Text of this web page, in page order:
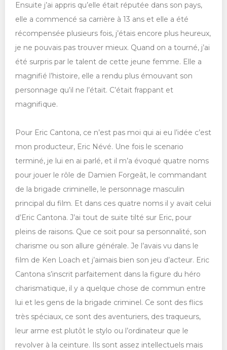
Ensuite j’ai appris qu’elle était réputée dans son pays,
elle a commencé sa carrière à 13 ans et elle a été
récompensée plusieurs fois, j’étais encore plus heureux,
je ne pouvais pas trouver mieux. Quand on a tourné, j’ai
été surpris par le talent de cette jeune femme. Elle a
magnifié l’histoire, elle a rendu plus émouvant son
personnage qu’il ne l’était. C’était frappant et
magnifique.
Pour Eric Cantona, ce n’est pas moi qui ai eu l’idée c’est
mon producteur, Eric Névé. Une fois le scenario
terminé, je lui en ai parlé, et il m’a évoqué quatre noms
pour jouer le rôle de Damien Forgeât, le commandant
de la brigade criminelle, le personnage masculin
principal du film. Et dans ces quatre noms il y avait celui
d’Eric Cantona. J’ai tout de suite tilté sur Eric, pour
pleins de raisons. Que ce soit pour sa personnalité, son
charisme ou son allure générale. Je l’avais vu dans le
film de Ken Loach et j’aimais bien son jeu d’acteur. Eric
Cantona s’inscrit parfaitement dans la figure du héro
charismatique, il y a quelque chose de commun entre
lui et les gens de la brigade criminel. Ce sont des flics
très spéciaux, ce sont des aventuriers, des traqueurs,
leur arme est plutôt le stylo ou l’ordinateur que le
revolver à la ceinture. Ils sont assez intellectuels mais